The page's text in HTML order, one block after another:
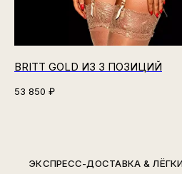
BRITT GOLD ИЗ 3 ПОЗИЦИЙ
53 850 ₽
ЭКСПРЕСС-ДОСТАВКА &